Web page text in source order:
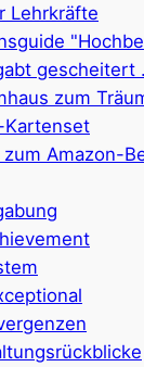
Lehrkräfte
gescheitert
zum
zum Amazon-